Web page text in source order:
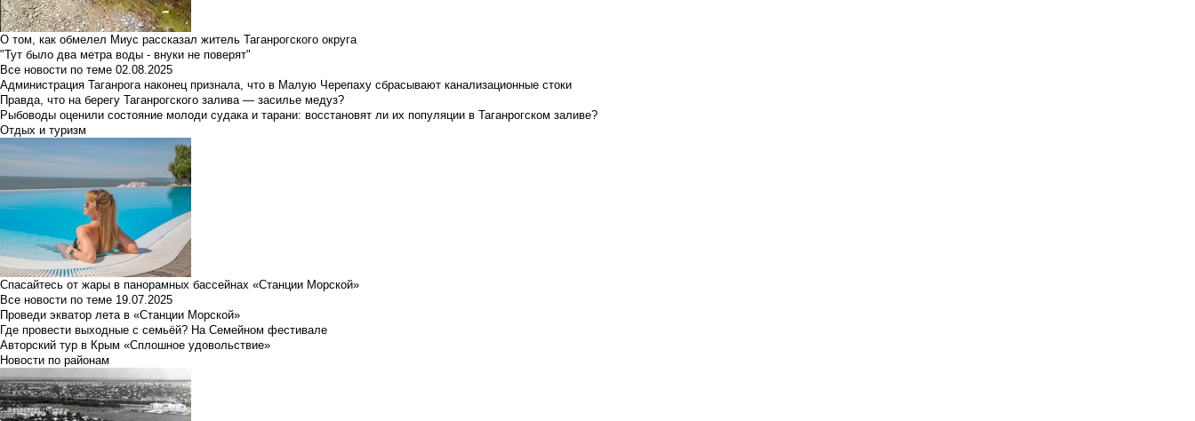
О том, как обмелел Миус рассказал житель Таганрогского округа
"Тут было два метра воды - внуки не поверят"
Все новости по теме 02.08.2025
Администрация Таганрога наконец признала, что в Малую Черепаху сбрасывают канализационные стоки
Правда, что на берегу Таганрогского залива — засилье медуз?
Рыбоводы оценили состояние молоди судака и тарани: восстановят ли их популяции в Таганрогском заливе?
Отдых и туризм
Спасайтесь от жары в панорамных бассейнах «Станции Морской»
Все новости по теме 19.07.2025
Проведи экватор лета в «Станции Морской»
Где провести выходные с семьёй? На Семейном фестивале
Авторский тур в Крым «Сплошное удовольствие»
Новости по районам